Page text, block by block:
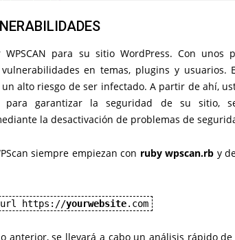
para su sitio WordPress. Con unos
en temas, plugins y usuarios.
alto riesgo de ser infectado. A partir de ahí,
para garantizar la seguridad de su sitio,
la desactivación de problemas de
siempre empiezan con ruby wpscan.rb y
url https://yourwebsite.com
anterior, se llevará a cabo un análisis rápido